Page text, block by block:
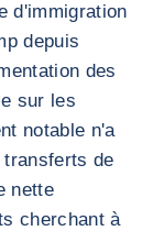
d'immigration
depuis
des
sur les
notable n'a
de
nette
cherchant à